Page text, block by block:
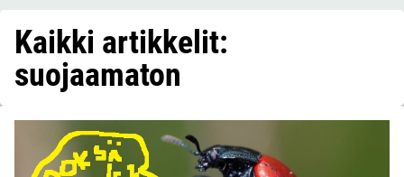
Kaikki artikkelit:
suojaamaton